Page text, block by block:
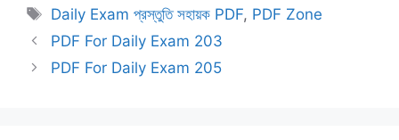
Tags
Daily Exam প্রস্তুতি সহায়ক PDF, PDF Zone
PDF For Daily Exam 203
PDF For Daily Exam 205